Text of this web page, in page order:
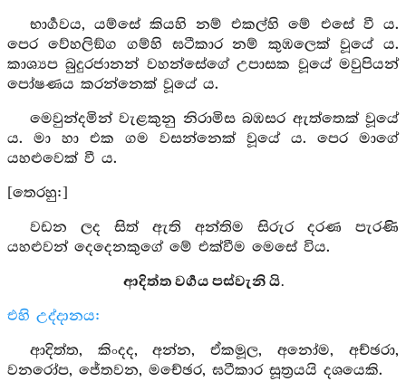
භාර්‍ගවය, යම්සේ කියහි නම් එකල්හි මේ එසේ වී ය.
පෙර වේහලිඞ්ග ගම්හි ඝටීකාර නම් කුඹලෙක් වූයේ ය.
කාශ්‍යප බුදුරජානන් වහන්සේගේ උපාසක වූයේ මවුපියන්
පෝෂණය කරන්නෙක් වූයේ ය.
මෙවුන්දමින් වැළකුනු නිරාමිස බඹසර ඇත්තෙක් වූයේ
ය. මා හා එක ගම වසන්නෙක් වූයේ ය. පෙර මාගේ
යහළුවෙක් වී ය.
[තෙරහු:]
වඩන ලද සිත් ඇති අන්තිම සිරුර දරණ පැරණි
යහළුවන් දෙදෙනකුගේ මේ එක්වීම මෙසේ විය.
ආදිත්ත වර්‍ගය පස්වැනි යි.
එහි උද්දානය:
ආදිත්ත, කිංදද, අන්න, ඒකමූල, අනෝම, අච්ඡරා,
වනරෝප, ජේතවන, මචේඡර, ඝටීකාර සූත්‍රයයි දශයෙකි.